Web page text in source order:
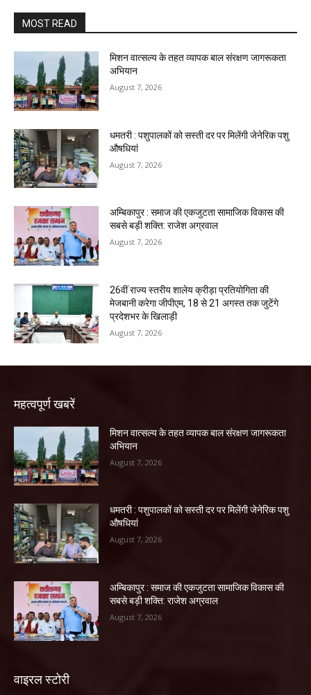
MOST READ
मिशन वात्सल्य के तहत व्यापक बाल संरक्षण जागरूकता
अभियान
August 7, 2026
धमतरी : पशुपालकों को सस्ती दर पर मिलेंगी जेनेरिक पशु
औषधियां
August 7, 2026
अम्बिकापुर : समाज की एकजुटता सामाजिक विकास की
सबसे बड़ी शक्ति: राजेश अग्रवाल
August 7, 2026
26वीं राज्य स्तरीय शालेय क्रीड़ा प्रतियोगिता की
मेजबानी करेगा जीपीएम, 18 से 21 अगस्त तक जुटेंगे
प्रदेशभर के खिलाड़ी
August 7, 2026
महत्वपूर्ण खबरें
मिशन वात्सल्य के तहत व्यापक बाल संरक्षण जागरूकता
अभियान
August 7, 2026
धमतरी : पशुपालकों को सस्ती दर पर मिलेंगी जेनेरिक पशु
औषधियां
August 7, 2026
अम्बिकापुर : समाज की एकजुटता सामाजिक विकास की
सबसे बड़ी शक्ति: राजेश अग्रवाल
August 7, 2026
वाइरल स्टोरी